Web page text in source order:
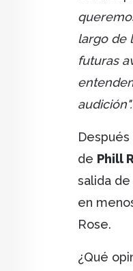
largo de
futuras
audición".
de Phill
salida
en
Rose.
¿Qué